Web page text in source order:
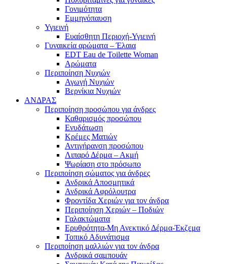
Γονιμότητα
Εμμηνόπαυση
Υγιεινή
Ευαίσθητη Περιοχή-Υγιεινή
Γυναικεία αρώματα – Έλαια
EDT Eau de Toilette Woman
Αρώματα
Περιποίηση Νυχιών
Αγωγή Νυχιών
Βερνίκια Νυχιών
ΑΝΔΡΑΣ
Περιποίηση προσώπου για άνδρες
Καθαρισμός προσώπου
Ενυδάτωση
Κρέμες Ματιών
Αντιγήρανση προσώπου
Λιπαρό Δέρμα – Ακμή
Ψωρίαση στο πρόσωπο
Περιποίηση σώματος για άνδρες
Ανδρικά Αποσμητικά
Ανδρικά Αφρόλουτρα
Φροντίδα Χεριών για τον άνδρα
Περιποίηση Χεριών – Ποδιών
Γαλακτώματα
Ερυθρότητα-Μη Ανεκτικό Δέρμα-Έκζεμα
Τοπικό Αδυνάτισμα
Περιποίηση μαλλιών για τον άνδρα
Ανδρικά σαμπουάν